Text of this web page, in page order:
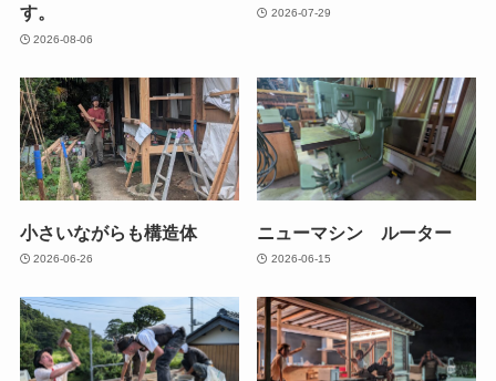
す。
2026-08-06
2026-07-29
小さいながらも構造体
2026-06-26
ニューマシン ルーター
2026-06-15